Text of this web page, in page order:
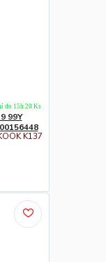
99Y
K137
do 15h 20 Ks